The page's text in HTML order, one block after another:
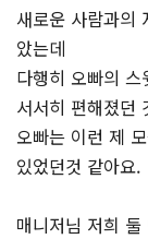
새로운 사람과의
았는데
다행히 오빠의
서서히 편해졌던
오빠는 이런 제
있었던것 같아요.
매니저님 저희